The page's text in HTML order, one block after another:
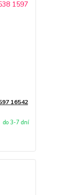
16542
do 3-7 dní